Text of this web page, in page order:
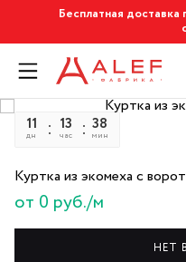
Бесплатная доставка
11
дн
13
час
38
мин
Куртка из экомеха с
от 0 руб./м
НЕТ